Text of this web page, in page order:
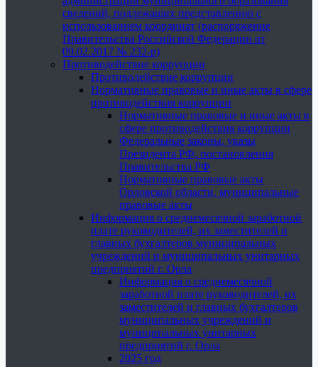
сведений, подлежащих представлению с
использованием координат (распоряжение
Правительства Российской Федерации от
09.02.2017 № 232-р)
Противодействие коррупции
Противодействие коррупции
Нормативные правовые и иные акты в сфере
противодействия коррупции
Нормативные правовые и иные акты в
сфере противодействия коррупции
Федеральные законы, указы
Президента РФ, постановления
Правительства РФ
Нормативные правовые акты
Орловской области, муниципальные
правовые акты
Информация о среднемесячной заработной
плате руководителей, их заместителей и
главных бухгалтеров муниципальных
учреждений и муниципальных унитарных
предприятий г. Орла
Информация о среднемесячной
заработной плате руководителей, их
заместителей и главных бухгалтеров
муниципальных учреждений и
муниципальных унитарных
предприятий г. Орла
2025 год